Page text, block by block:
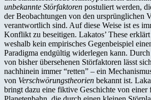
unbekannte Störfaktoren postuliert werden,
der Beobachtungen von den ursprünglichen
verantwortlich sind. Auf diese Weise ist es
Konflikt zu beseitigen. Lakatos’ These
weshalb kein empirisches Gegenbeispiel
Paradigma endgültig widerlegen kann.
von bisher übersehenen Störfaktoren lässt
nachhinein immer “retten” – ein
von Verschwörungstheorien bekannt ist.
bringt dazu eine fiktive Geschichte von einer